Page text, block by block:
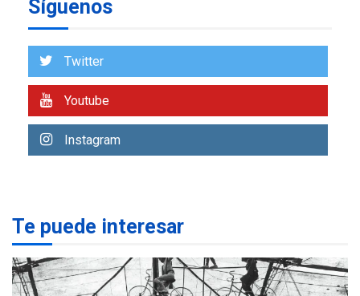
7
2
Margarita será sede de
para aprender a atender
adultos mayores
Síguenos
Twitter
Youtube
Instagram
Te puede interesar